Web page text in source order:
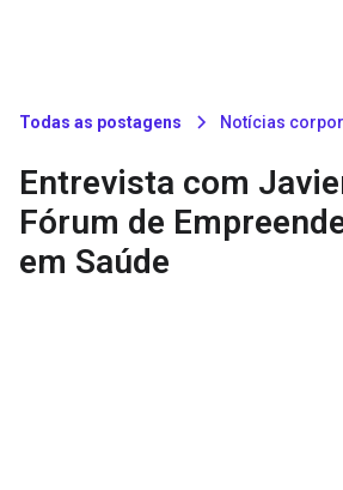
Todas as postagens Notícias
Entrevista com
Fórum de
em Saúde